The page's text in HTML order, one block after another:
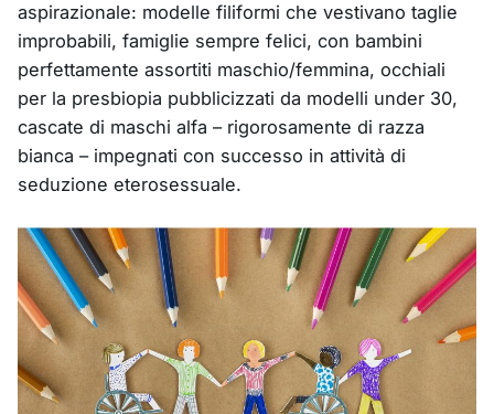
aspirazionale: modelle filiformi che vestivano taglie
improbabili, famiglie sempre felici, con bambini
perfettamente assortiti maschio/femmina, occhiali
per la presbiopia pubblicizzati da modelli under 30,
cascate di maschi alfa – rigorosamente di razza
bianca – impegnati con successo in attività di
seduzione eterosessuale.